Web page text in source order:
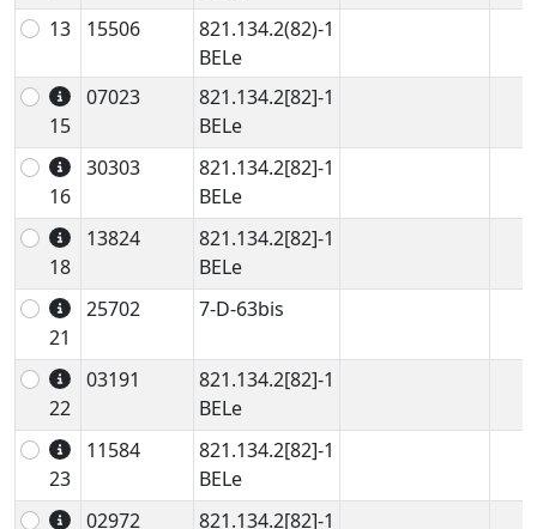
13
15506
821.134.2(82)-1
BELe
15
07023
821.134.2[82]-1
BELe
16
30303
821.134.2[82]-1
BELe
18
13824
821.134.2[82]-1
BELe
21
25702 7-D-63bis
22
03191
821.134.2[82]-1
BELe
23
11584
821.134.2[82]-1
BELe
02972
821.134.2[82]-1